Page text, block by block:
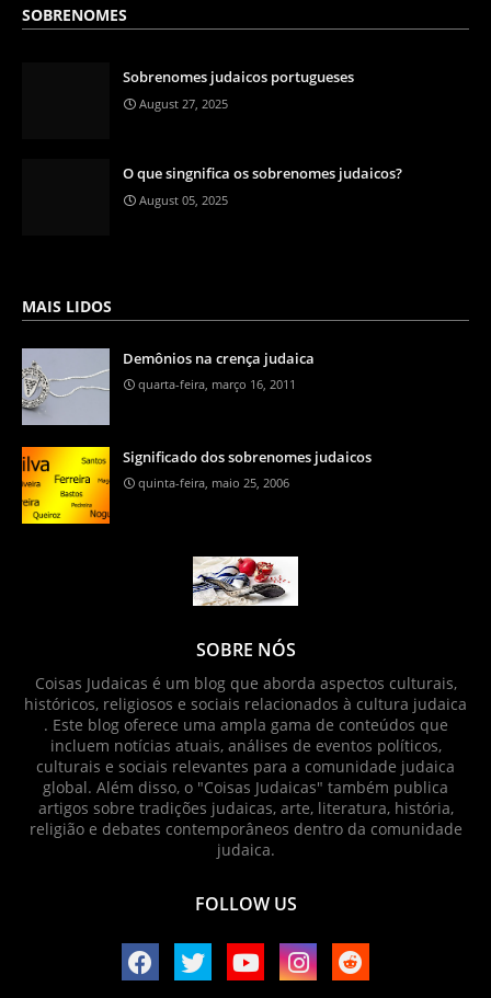
SOBRENOMES
Sobrenomes judaicos portugueses
August 27, 2025
O que singnifica os sobrenomes judaicos?
August 05, 2025
MAIS LIDOS
Demônios na crença judaica
quarta-feira, março 16, 2011
Significado dos sobrenomes judaicos
quinta-feira, maio 25, 2006
SOBRE NÓS
Coisas Judaicas é um blog que aborda aspectos culturais,
históricos, religiosos e sociais relacionados à cultura judaica
. Este blog oferece uma ampla gama de conteúdos que
incluem notícias atuais, análises de eventos políticos,
culturais e sociais relevantes para a comunidade judaica
global. Além disso, o "Coisas Judaicas" também publica
artigos sobre tradições judaicas, arte, literatura, história,
religião e debates contemporâneos dentro da comunidade
judaica.
FOLLOW US